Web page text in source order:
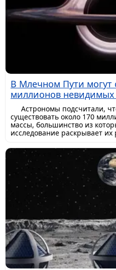
В Млечном Пути могут
миллионов
Астрономы подсчитали,
существовать около 170
массы, большинство из
исследование раскрывает